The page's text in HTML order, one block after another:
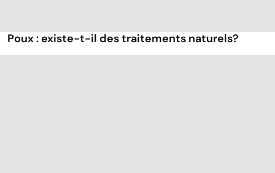
Poux : existe-t-il des traitements naturels?